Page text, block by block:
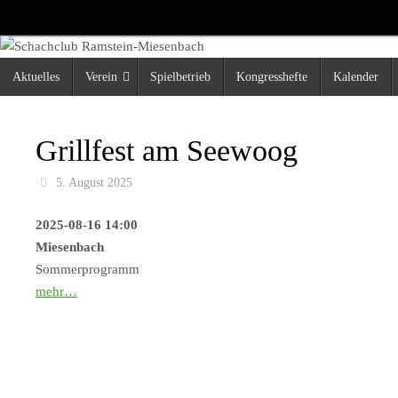
Inhalt
springen
Inhalt
Aktuelles Verein Spielbetrieb Kongresshefte Kalender
Grillfest am Seewoog
5. August 2025
2025-08-16 14:00
Miesenbach
Sommerprogramm
mehr…